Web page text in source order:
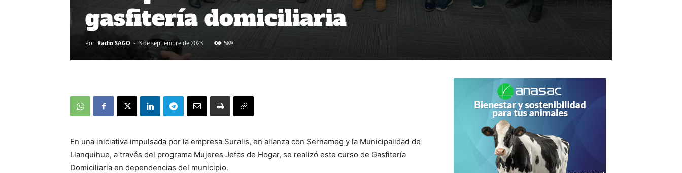
gasfitería domiciliaria
Por Radio SAGO - 3 de septiembre de 2023 589
En una iniciativa impulsada por la empresa Suralis, en alianza con Sernameg y la Municipalidad de
Llanquihue, a través del programa Mujeres Jefas de Hogar, se realizó este curso de Gasfitería
Domiciliaria en dependencias del municipio.